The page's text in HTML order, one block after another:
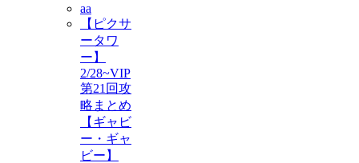
aa
【ピクサ
ータワ
ー】
2/28~VIP
第21回攻
略まとめ
【ギャビ
ー・ギャ
ビー】